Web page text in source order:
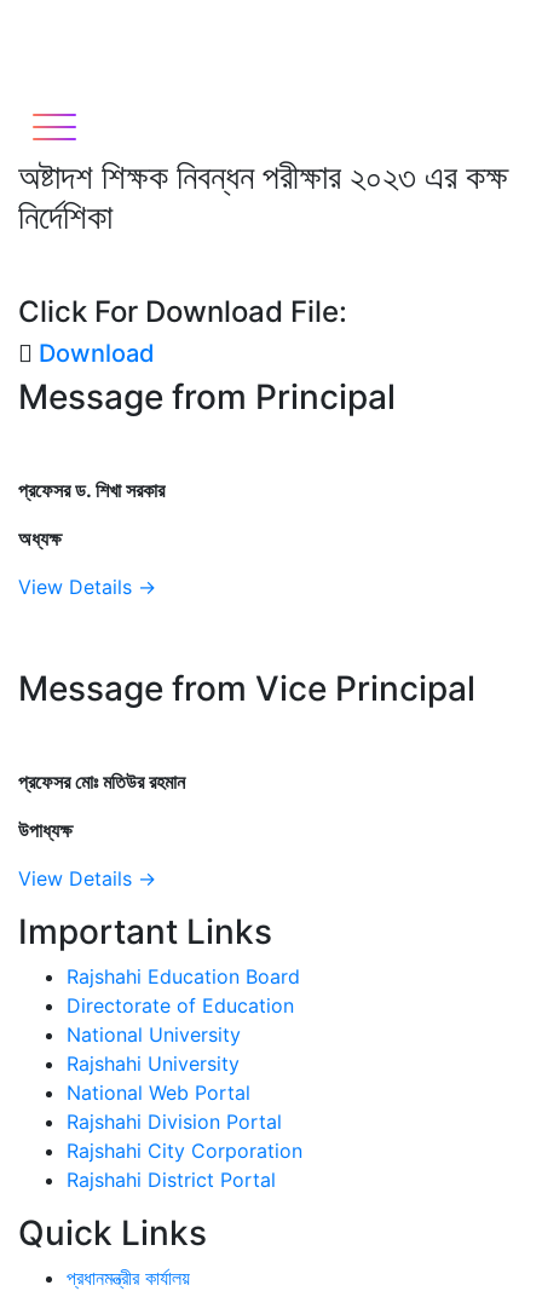
অষ্টাদশ শিক্ষক নিবন্ধন পরীক্ষার ২০২৩ এর কক্ষ
নির্দেশিকা
Click For Download File:
Download
Message from Principal
প্রফেসর ড. শিখা সরকার
অধ্যক্ষ
View Details →
Message from Vice Principal
প্রফেসর মোঃ মতিউর রহমান
উপাধ্যক্ষ
View Details →
Important Links
Rajshahi Education Board
Directorate of Education
National University
Rajshahi University
National Web Portal
Rajshahi Division Portal
Rajshahi City Corporation
Rajshahi District Portal
Quick Links
প্রধানমন্ত্রীর কার্যালয়